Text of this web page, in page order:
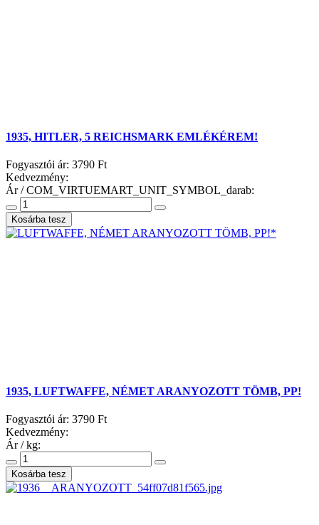
1935, HITLER, 5 REICHSMARK EMLÉKÉREM!
Fogyasztói ár: 3790 Ft
Kedvezmény:
Ár / COM_VIRTUEMART_UNIT_SYMBOL_darab:
1935, LUFTWAFFE, NÉMET ARANYOZOTT TÖMB, PP!
Fogyasztói ár: 3790 Ft
Kedvezmény:
Ár / kg: